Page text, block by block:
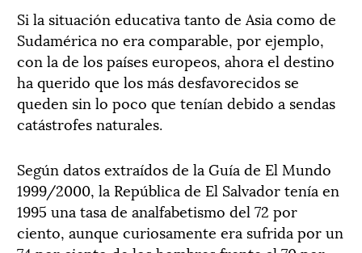
Si la situación educativa tanto de Asia como de
Sudamérica no era comparable, por ejemplo,
con la de los países europeos, ahora el destino
ha querido que los más desfavorecidos se
queden sin lo poco que tenían debido a sendas
catástrofes naturales.
Según datos extraídos de la Guía de El Mundo
1999/2000, la República de El Salvador tenía en
1995 una tasa de analfabetismo del 72 por
ciento, aunque curiosamente era sufrida por un